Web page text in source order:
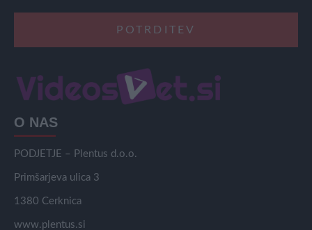
O NAS
PODJETJE – Plentus d.o.o.
Primšarjeva ulica 3
1380 Cerknica
www.plentus.si